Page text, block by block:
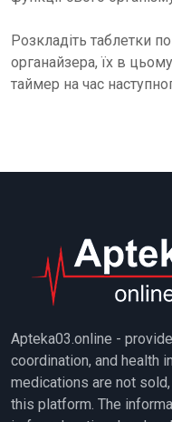
Розкладіть таблетки
органайзера, їх в
таймер на час
Apteka03.online -
coordination, and health
medications are not
this platform. The